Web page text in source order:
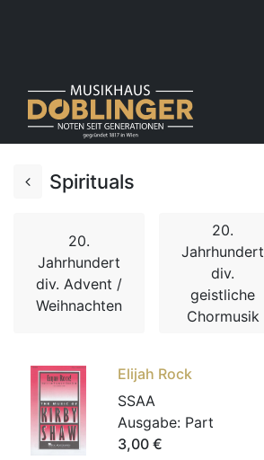
Spirituals
20.
Jahrhundert
div. Advent /
Weihnachten
20.
Jahrhundert
div.
geistliche
Chormusik
Elijah Rock
SSAA
Ausgabe: Part
3,00 €